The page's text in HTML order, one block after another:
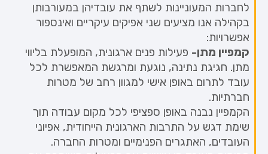
לחברות המעוניינות לשתף את עובדיהן במעורבותן
בקהילה אנו מציעים שני אפיקים עיקריים ואינספור
אפשרויות:
קמפיין מתן- פעילות פנים ארגונית, המופעלת בליווי
מתן. חגיגת נתינה, נוגעת ומרגשת המאפשרת לכל
עובד לתרום באופן אישי למגוון רחב של מטרות
חברתיות.
הקמפיין נבנה באופן ספציפי לכל מקום עבודה תוך
שימת דגש על התרבות הארגונית הייחודית, אפיוני
העובדים, האתגרים הפנימיים ומטרות החברה.